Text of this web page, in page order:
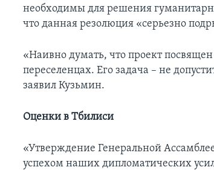
необходимы для решения
что данная резолюция «серьезно
«Наивно думать, что проект
переселенцах. Его задача – не
заявил Кузьмин.
Оценки в Тбилиси
«Утверждение Генеральной
успехом наших дипломатических